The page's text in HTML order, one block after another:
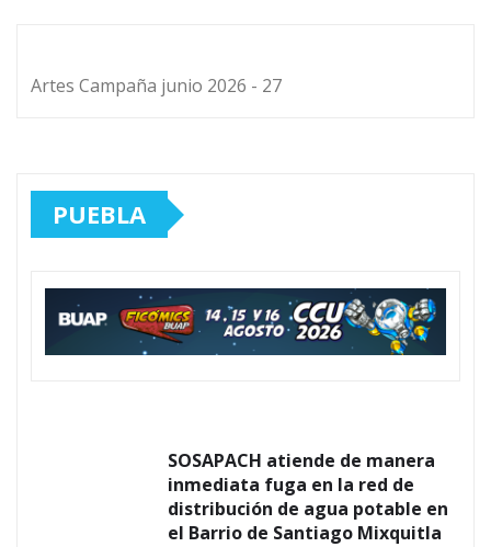
Artes Campaña junio 2026 - 27
PUEBLA
SOSAPACH atiende de manera
inmediata fuga en la red de
distribución de agua potable en
el Barrio de Santiago Mixquitla